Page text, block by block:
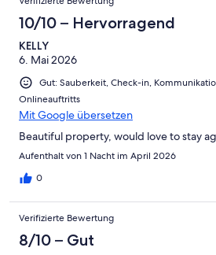
10/10 – Hervorragend
KELLY
6. Mai 2026
Gut: Sauberkeit, Check-in,
Onlineauftritts
Mit Google übersetzen
Beautiful property, would love to stay
Aufenthalt von 1 Nacht im April 2026
0
Verifizierte Bewertung
8/10 – Gut